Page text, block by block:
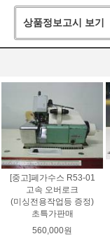
상품정보고시 보기
[중고]페가수스 R53-01
고속 오버로크
(미싱전용작업등 증정)
초특가판매
560,000원